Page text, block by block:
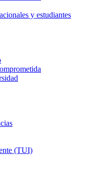
y estudiantes
(TUI)